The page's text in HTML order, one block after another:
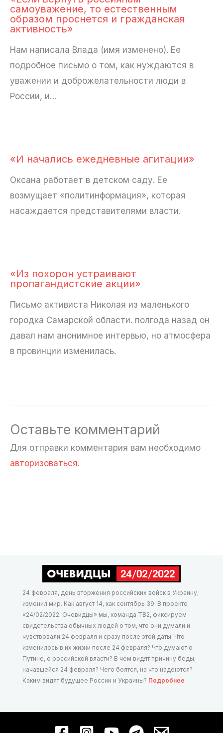
самоуважение, то естественным
образом проснется и гражданская
активность»
Нам написала Влада (имя изменено). Ее
подробное письмо о том, как нуждаются в
уважении и доброжелательности люди в
России, и…
«И начались ежедневные агитации»
Оксана работает в детском саду. Ее
возмущает «политинформация», которая
насаждается представителями власти.
«Из похорон устраивают
пропагандистские акции»
Письмо активиста Николая из маленького
городка Самарской области. полгода назад он
давал нам анонимное интервью, но атмосфера
в провинции изменилась.
Оставьте комментарий
Для отправки комментария вам необходимо
авторизоваться.
24 февраля, день вторжения российских войск в Украину,
изменил мир. Как август 14, как сентябрь 39. В проекте
«24/02/2022. Очевидцы» мы, команда ТВ2, фиксируем
свидетельства обычных людей о том, что они думали и
чувствовали 24 февраля и сразу после этой даты. Что
изменилось в их жизни после 24 февраля? Что думают о
Путине, о российской власти? В чем видят причину беды,
начавшейся 24 февраля? Чего боятся, на что надеются?
Каким видят будущее России и Украины? Подробнее